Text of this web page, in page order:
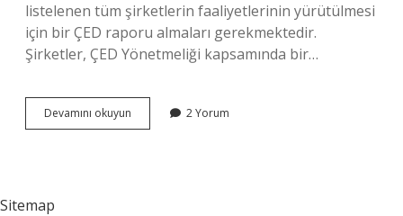
listelenen tüm şirketlerin faaliyetlerinin yürütülmesi
için bir ÇED raporu almaları gerekmektedir.
Şirketler, ÇED Yönetmeliği kapsamında bir…
Devamını okuyun
Değerlendirmesi
2 Yorum
Sitemap